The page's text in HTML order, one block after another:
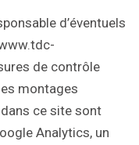
d’éventuels
de contrôle
montages
ce site sont
Analytics, un